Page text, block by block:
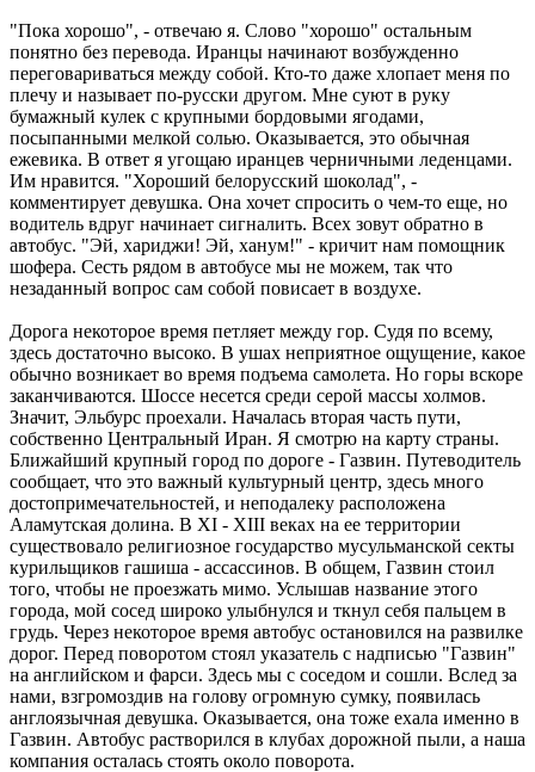
"Пока хорошо", - отвечаю я. Слово "хорошо" остальным
понятно без перевода. Иранцы начинают возбужденно
переговариваться между собой. Кто-то даже хлопает меня по
плечу и называет по-русски другом. Мне суют в руку
бумажный кулек с крупными бордовыми ягодами,
посыпанными мелкой солью. Оказывается, это обычная
ежевика. В ответ я угощаю иранцев черничными леденцами.
Им нравится. "Хороший белорусский шоколад", -
комментирует девушка. Она хочет спросить о чем-то еще, но
водитель вдруг начинает сигналить. Всех зовут обратно в
автобус. "Эй, хариджи! Эй, ханум!" - кричит нам помощник
шофера. Сесть рядом в автобусе мы не можем, так что
незаданный вопрос сам собой повисает в воздухе.
Дорога некоторое время петляет между гор. Судя по всему,
здесь достаточно высоко. В ушах неприятное ощущение, какое
обычно возникает во время подъема самолета. Но горы вскоре
заканчиваются. Шоссе несется среди серой массы холмов.
Значит, Эльбурс проехали. Началась вторая часть пути,
собственно Центральный Иран. Я смотрю на карту страны.
Ближайший крупный город по дороге - Газвин. Путеводитель
сообщает, что это важный культурный центр, здесь много
достопримечательностей, и неподалеку расположена
Аламутская долина. В XI - XIII веках на ее территории
существовало религиозное государство мусульманской секты
курильщиков гашиша - ассассинов. В общем, Газвин стоил
того, чтобы не проезжать мимо. Услышав название этого
города, мой сосед широко улыбнулся и ткнул себя пальцем в
грудь. Через некоторое время автобус остановился на развилке
дорог. Перед поворотом стоял указатель с надписью "Газвин"
на английском и фарси. Здесь мы с соседом и сошли. Вслед за
нами, взгромоздив на голову огромную сумку, появилась
англоязычная девушка. Оказывается, она тоже ехала именно в
Газвин. Автобус растворился в клубах дорожной пыли, а наша
компания осталась стоять около поворота.